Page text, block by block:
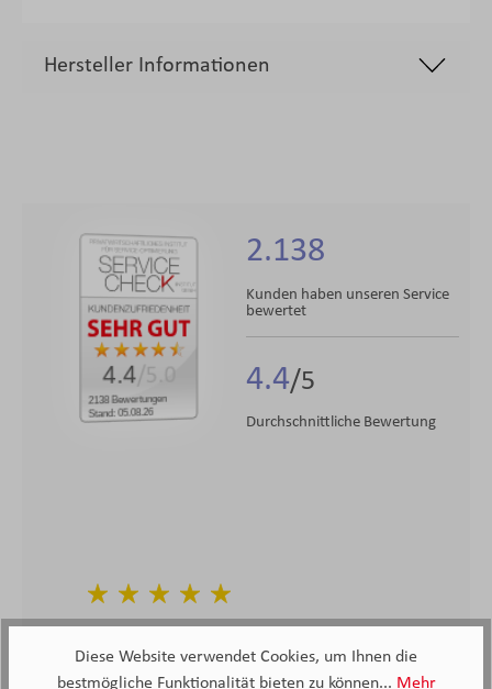
Hersteller Informationen
2138 Bewertungen
Stand: 05.08.26
4.4/5.0
2.138
Kunden haben unseren Service
bewertet
4.4
Durchschnittliche Bewertung
freundlich, kompetent.
Diese Website verwendet Cookies, um Ihnen die
bestmögliche Funktionalität bieten zu können... Mehr